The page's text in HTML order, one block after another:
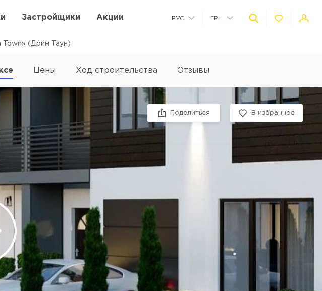
Застройщики Акции РУС ГРН
Town» (Дрим Таун)
Цены Ход строительства Отзывы
Поделиться
Facebook
Vkontakte
Twitter
Pinterest
Viber
Telegram В избранное